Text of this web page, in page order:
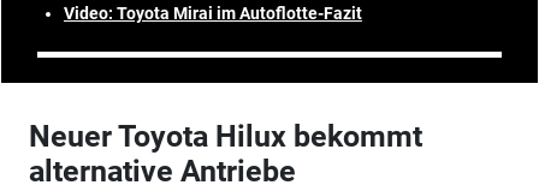
Video: Toyota Mirai im Autoflotte-Fazit
Neuer Toyota Hilux bekommt
alternative Antriebe